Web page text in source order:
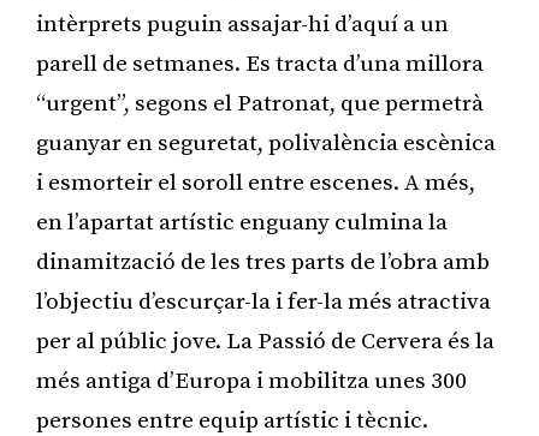
intèrprets puguin assajar-hi d’aquí a un
parell de setmanes. Es tracta d’una millora
“urgent”, segons el Patronat, que permetrà
guanyar en seguretat, polivalència escènica
i esmorteir el soroll entre escenes. A més,
en l’apartat artístic enguany culmina la
dinamització de les tres parts de l’obra amb
l’objectiu d’escurçar-la i fer-la més atractiva
per al públic jove. La Passió de Cervera és la
més antiga d’Europa i mobilitza unes 300
persones entre equip artístic i tècnic.